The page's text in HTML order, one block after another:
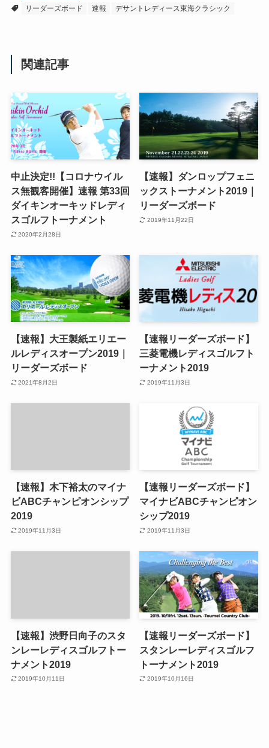
リーダーズボード
速報 デサントレディース東海クラシック
関連記事
中止決定!!【コロナウイル
ス無観客開催】速報 第33回
ダイキンオーキッドレディ
スゴルフトーナメント
2020年2月28日
【速報】ダンロップフェニ
ックストーナメント2019｜
リーダーズボード
2019年11月22日
【速報】大王製紙エリエー
ルレディスオープン2019｜
リーダーズボード
2021年8月2日
【速報リーダーズボード】
三菱電機レディスゴルフト
ーナメント2019
2019年11月3日
【速報】木下裕太のマイナ
ビABCチャンピオンシップ
2019
2019年11月3日
【速報リーダーズボード】
マイナビABCチャンピオン
シップ2019
2019年11月3日
【速報】渋野日向子のスタ
ンレーレディスゴルフトー
ナメント2019
2019年10月11日
【速報リーダーズボード】
スタンレーレディスゴルフ
トーナメント2019
2019年10月16日